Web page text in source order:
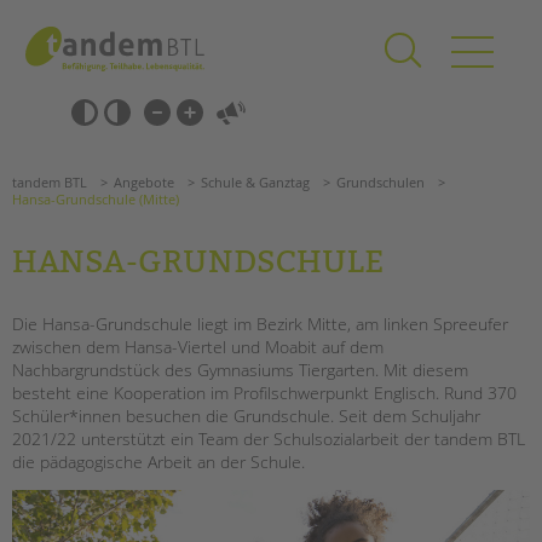
springen
Barrierefrei-
Einstellungen
überspringen
überspringen
KITA & FRÜHE HILFEN
SCHULE & GANZTAG
Oberschulen
Förderzentren
Kollegs
EFöB
Schulbezogene Sozialarbeit
HILFEN ZUR ERZIEHUNG
Suchen
tandem BTL Angebote Schule & Ganztag
Grundschulen
Hansa-Grundschule (Mitte)
HANSA-GRUNDSCHULE
Die Hansa-Grundschule liegt im Bezirk Mitte, am linken Spreeufer
zwischen dem Hansa-Viertel und Moabit auf dem
Nachbargrundstück des Gymnasiums Tiergarten. Mit diesem
besteht eine Kooperation im Profilschwerpunkt Englisch. Rund 370
Schüler*innen besuchen die Grundschule. Seit dem Schuljahr
2021/22 unterstützt ein Team der Schulsozialarbeit der tandem BTL
die pädagogische Arbeit an der Schule.